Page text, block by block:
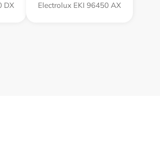
DX Electrolux EKI 96450 AX